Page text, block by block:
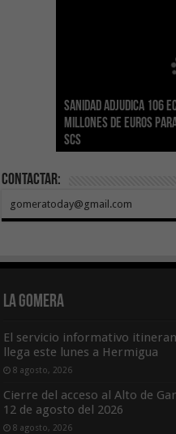
Sanidad adjudica 106
millones de euros
SCS
Gesplan logra la
Índice de
año consecutivo
El Gobierno canario
POSEICAN-Pesca al
tras aumentar las
Transición Ecológica
adhesión a la Red de
Canarias
Visocan incorpora 170
vivienda protegida en
asequible de Tenerife
Sanidad refuerza la
los centros de salud
ecografía clínica
Contactar:
gomeratoday@gmail.com
La Gomera
El servicio informativo
llega este lunes a Hermigua
8 agosto, 2026
Cierre del acceso al Alto de
12 de agosto del 2026
8 agosto, 2026